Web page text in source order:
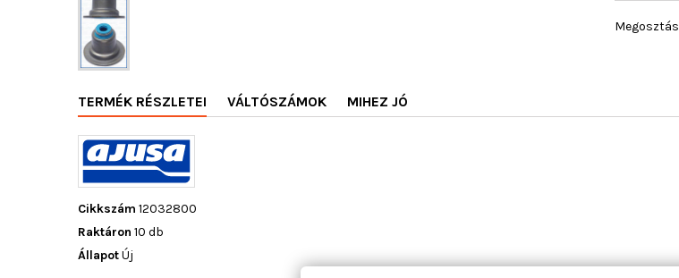
Megosztás
TERMÉK RÉSZLETEI VÁLTÓSZÁMOK MIHEZ JÓ
Cikkszám 12032800
Raktáron 10 db
ÁllapotÚj